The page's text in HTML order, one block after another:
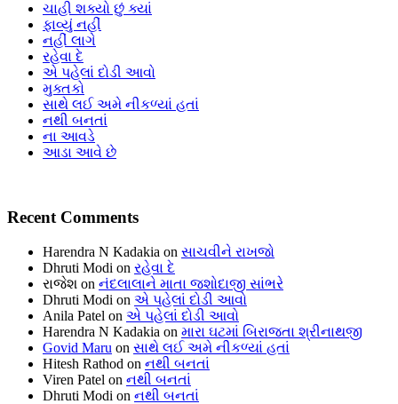
ચાહી શક્યો છું ક્યાં
ફાવ્યું નહીં
નહીં લાગે
રહેવા દે
એ પહેલાં દોડી આવો
મુક્તકો
સાથે લઈ અમે નીકળ્યાં હતાં
નથી બનતાં
ના આવડે
આડા આવે છે
Recent Comments
Harendra N Kadakia on સાચવીને રાખજો
Dhruti Modi on રહેવા દે
રાજેશ on નંદલાલાને માતા જશોદાજી સાંભરે
Dhruti Modi on એ પહેલાં દોડી આવો
Anila Patel on એ પહેલાં દોડી આવો
Harendra N Kadakia on મારા ઘટમાં બિરાજતા શ્રીનાથજી
Govid Maru on સાથે લઈ અમે નીકળ્યાં હતાં
Hitesh Rathod on નથી બનતાં
Viren Patel on નથી બનતાં
Dhruti Modi on નથી બનતાં